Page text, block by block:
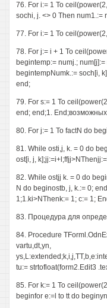
76. For i:= 1 To
sochi, j. <> 0 Then num1.:=
77. For i:= 1 To
78. For j:= i + 1 To
begintemp:= numj.;
begintempNumk.:= soch[i,
end;
79. For s:= 1 To
end; end;1. End;возможных
80. For j:= 1 To factN do
81. While osti,j, k. = 0 do
ost[i, j,
82. While ostjj k. = 0 do
N do beginostb, j, k.:= 0;
1;1.ki>NThenk:= 1; c:= 1;
83. Процедура для
84. Procedure
vartu,dt,yn,
tu:= strtofloat(form2.Edit3
85. For k:= 1 To
beginfor e:=l to tt do